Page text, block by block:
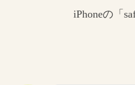
iPhoneの「